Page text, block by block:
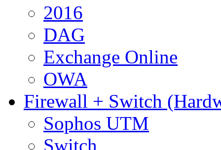
2016
DAG
Exchange Online
OWA
Firewall + Switch
Sophos UTM
Switch